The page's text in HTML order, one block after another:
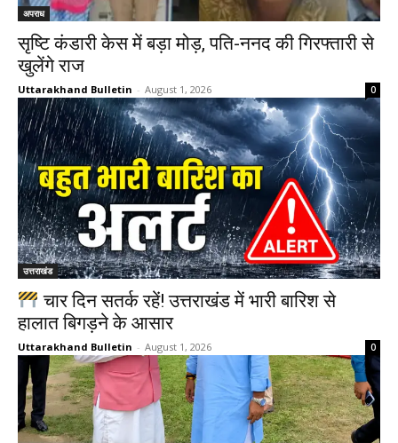
अपराध
सृष्टि कंडारी केस में बड़ा मोड़, पति-ननद की गिरफ्तारी से
खुलेंगे राज
Uttarakhand Bulletin - August 1, 2026 0
उत्तराखंड
चार दिन सतर्क रहें! उत्तराखंड में भारी बारिश से
हालात बिगड़ने के आसार
Uttarakhand Bulletin - August 1, 2026 0